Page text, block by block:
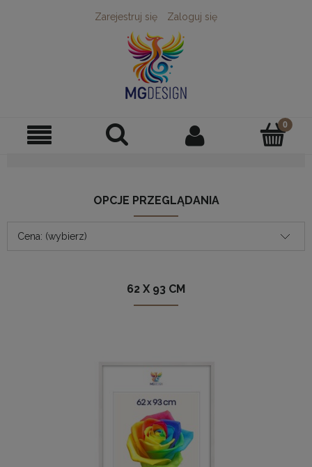
Zarejestruj się Zaloguj się
OPCJE PRZEGLĄDANIA
Cena: (wybierz)
62 X 93 CM